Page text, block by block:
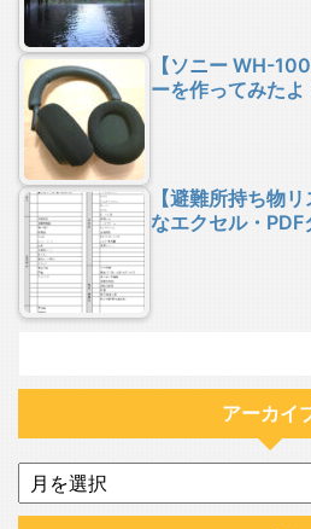
【ソニー WH-
ーを作ってみたよ
【避難所持ち物
なエクセル・PDF
アーカイ